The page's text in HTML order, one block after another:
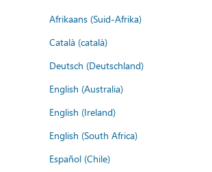
Afrikaans (Suid-Afrika)
Català (català)
Deutsch (Deutschland)
English (Australia)
English (Ireland)
English (South Africa)
Español (Chile)